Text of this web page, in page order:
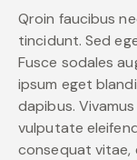
Qroin faucibus
tincidunt. Sed
Fusce sodales
ipsum eget
dapibus.
vulputate
consequat vitae,